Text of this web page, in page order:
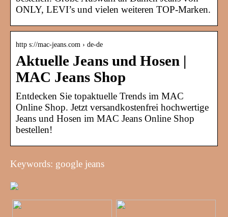
ONLY, LEVI’s und vielen weiteren TOP-Marken.
http s://mac-jeans.com › de-de
Aktuelle Jeans und Hosen |
MAC Jeans Shop
Entdecken Sie topaktuelle Trends im MAC
Online Shop. Jetzt versandkostenfrei hochwertige
Jeans und Hosen im MAC Jeans Online Shop
bestellen!
Keywords: google jeans